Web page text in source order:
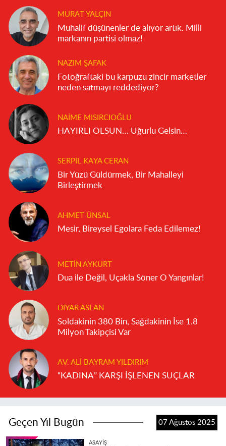
MURAT YALÇIN
Muhalif düşünenler de alıyor artık. Milli
markanın partisi olmaz!
NAZIM ŞAFAK
Fotoğraftaki bu karpuzu zincir marketler
neden satmayı reddediyor?
NAIME MISIRCIOĞLU
HAYIRLI OLSUN… Uğurlu Gelsin…
SERPIL KAYA CERAN
Bir Yüzü Güldürmek, Bir Mahalleyi
Birleştirmek
AHMET ÜNSAL
Mesir, Bireysel Egolara Feda Edilemez!
METIN AYKURT
Dua ile Değil, Uçakla Söner O Yangınlar!
DIYAR ASLAN
Soldakinin 380 Bin, Sağdakinin İse 1.8
Milyon Takipçisi Var
AV. ALI BAYRAM YILDIRIM
“KADINA” KARŞI İŞLENEN SUÇLAR
Geçen Yıl Bugün 07 Ağustos 2025
ASAYIŞ